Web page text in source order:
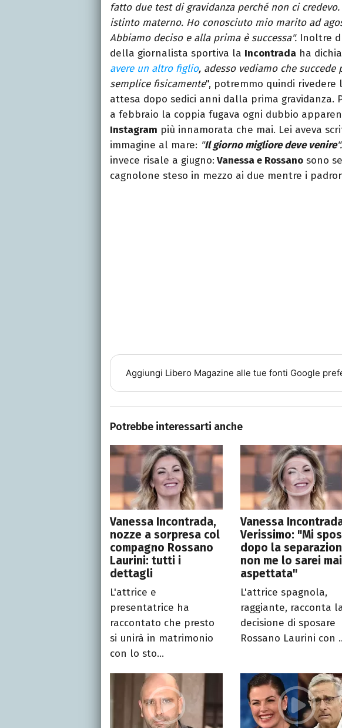
fatto due test di gravidanza perché non ci
istinto materno. Ho conosciuto mio marito ad
Abbiamo deciso e alla prima è successa". Inoltre
della giornalista sportiva la Incontrada ha
avere un altro figlio, adesso vediamo che
semplice fisicamente", potremmo quindi rivedere
attesa dopo sedici anni dalla prima gravidanza.
a febbraio la coppia fugava ogni dubbio
Instagram più innamorata che mai. Lei aveva
immagine al mare: "Il giorno migliore deve venire".
invece risale a giugno: Vanessa e Rossano sono
cagnolone steso in mezzo ai due mentre i
Aggiungi Libero Magazine alle tue fonti Google
Potrebbe interessarti anche
Vanessa Incontrada,
nozze a sorpresa col
compagno Rossano
Laurini: tutti i
dettagli
L'attrice e
presentatrice ha
raccontato che presto
si unirà in matrimonio
con lo sto...
Vanessa
Verissimo: "Mi
dopo la
non me lo sarei mai
aspettata"
L'attrice spagnola,
raggiante, racconta
decisione di sposare
Rossano Laurini con